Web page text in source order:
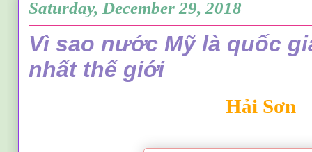
Saturday, December 29, 2018
Vì sao nước Mỹ là quốc
nhất thế giới
Hải Sơn